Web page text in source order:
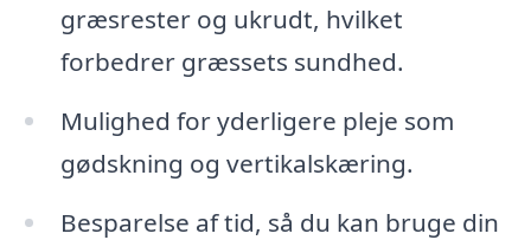
græsrester og ukrudt, hvilket
forbedrer græssets sundhed.
Mulighed for yderligere pleje som
gødskning og vertikalskæring.
Besparelse af tid, så du kan bruge din